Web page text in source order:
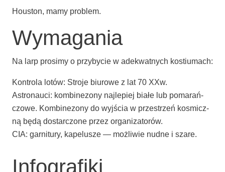
Houston, mamy problem.
Wymagania
Na larp pro­si­my o przy­by­cie w ade­kwat­nych kostiumach:
Kon­tro­la lotów: Stro­je biu­ro­we z lat 70 XXw.
Astro­nau­ci: kom­bi­ne­zo­ny naj­le­piej bia­łe lub poma­rań­
czo­we. Kom­bi­ne­zo­ny do wyj­ścia w prze­strzeń kosmicz­
ną będą dostar­czo­ne przez organizatorów.
CIA: gar­ni­tu­ry, kape­lu­sze — moż­li­wie nud­ne i szare.
Infografiki